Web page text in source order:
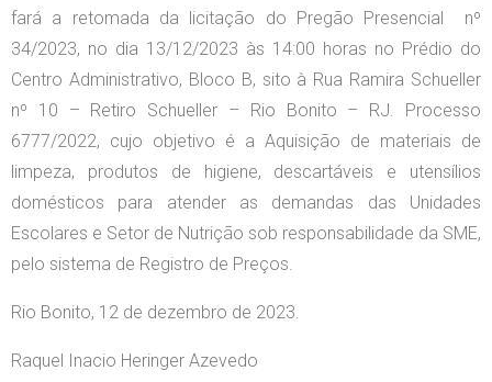
fará a retomada da licitação do Pregão Presencial nº
34/2023, no dia 13/12/2023 às 14:00 horas no Prédio do
Centro Administrativo, Bloco B, sito à Rua Ramira Schueller
nº 10 – Retiro Schueller – Rio Bonito – RJ. Processo
6777/2022, cujo objetivo é a Aquisição de materiais de
limpeza, produtos de higiene, descartáveis e utensílios
domésticos para atender as demandas das Unidades
Escolares e Setor de Nutrição sob responsabilidade da SME,
pelo sistema de Registro de Preços.
Rio Bonito, 12 de dezembro de 2023.
Raquel Inacio Heringer Azevedo